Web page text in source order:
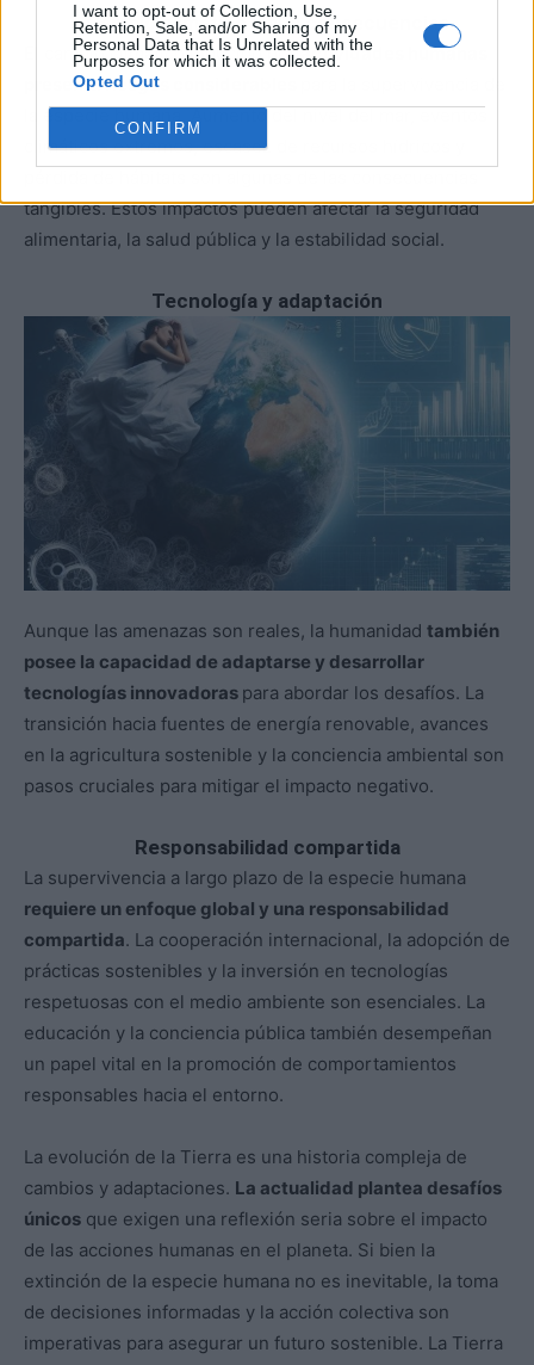
I want to opt-out of Collection, Use,
Retention, Sale, and/or Sharing of my
Personal Data that Is Unrelated with the
Purposes for which it was collected.
Opted Out
CONFIRM
Cambio climático y sus consecuencias
El cambio climático inducido poractividades humanas
presenta riesgos considerables
la especie humana. Aumento del nivel del mar, eventos
climáticos extremos, escasez de recursos hídricos y
tangibles. Estos impactos pueden afectar la seguridad
alimentaria, la salud pública y la estabilidad social.
Tecnología y adaptación
Aunque las amenazas son reales, la humanidad también
posee la capacidad de adaptarse y desarrollar
tecnologías innovadoras para abordar los desafíos. La
transición hacia fuentes de energía renovable, avances
en la agricultura sostenible y la conciencia ambiental son
pasos cruciales para mitigar el impacto negativo.
Responsabilidad compartida
La supervivencia a largo plazo de la especie humana
requiere un enfoque global y una responsabilidad
compartida. La cooperación internacional, la adopción de
prácticas sostenibles y la inversión en tecnologías
respetuosas con el medio ambiente son esenciales. La
educación y la conciencia pública también desempeñan
un papel vital en la promoción de comportamientos
responsables hacia el entorno.
La evolución de la Tierra es una historia compleja de
cambios y adaptaciones. La actualidad plantea desafíos
únicos que exigen una reflexión seria sobre el impacto
de las acciones humanas en el planeta. Si bien la
extinción de la especie humana no es inevitable, la toma
de decisiones informadas y la acción colectiva son
imperativas para asegurar un futuro sostenible. La Tierra